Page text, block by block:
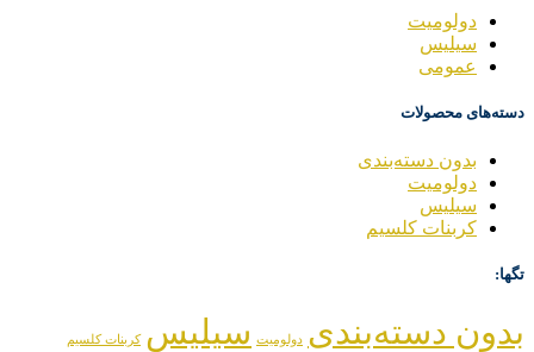
دولومیت
سیلیس
عمومی
دسته‌های محصولات
بدون دسته‌بندی
دولومیت
سیلیس
کربنات کلسیم
تگها:
بدون دسته‌بندی دولومیت سیلیس کربنات کلسیم